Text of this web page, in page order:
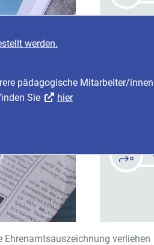
werden.
pädagogische Mitarbeiter/
Sie
hier
Ehrenamtsauszeichnung verliehen